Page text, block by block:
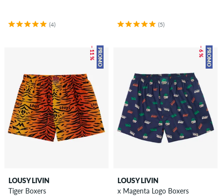
(4) (5)
PROMO
– 11 %
LOUSY LIVIN
Tiger Boxers
PROMO
– 6 %
LOUSY LIVIN
x Magenta Logo Boxers